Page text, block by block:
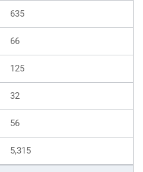
635
66
125
32
56
5,315